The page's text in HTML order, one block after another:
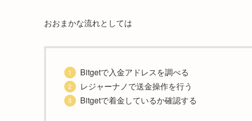
おおまかな流れとしては
Bitgetで入金アドレスを調べる
レジャーナノで送金操作を行う
Bitgetで着金しているか確認する